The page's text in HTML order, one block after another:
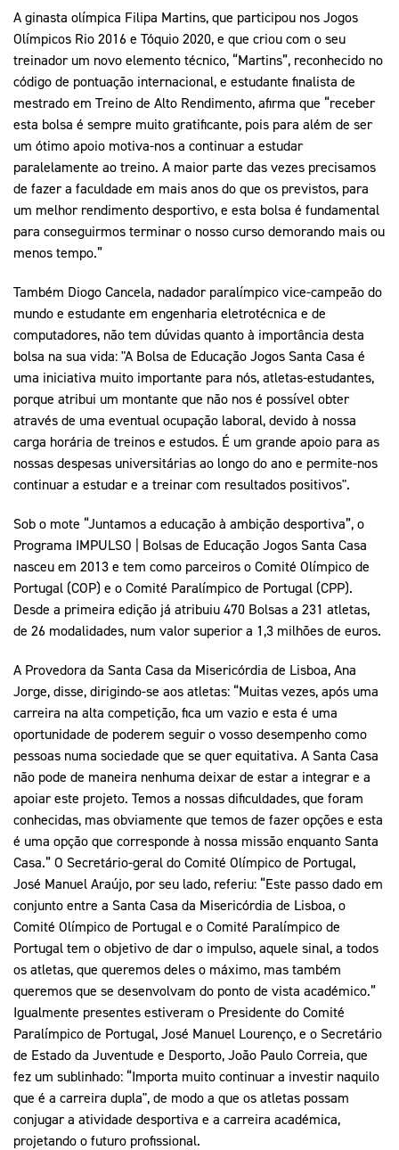
A ginasta olímpica Filipa Martins, que participou nos Jogos
Olímpicos Rio 2016 e Tóquio 2020, e que criou com o seu
treinador um novo elemento técnico, “Martins”, reconhecido no
código de pontuação internacional, e estudante finalista de
mestrado em Treino de Alto Rendimento, afirma que “receber
esta bolsa é sempre muito gratificante, pois para além de ser
um ótimo apoio motiva-nos a continuar a estudar
paralelamente ao treino. A maior parte das vezes precisamos
de fazer a faculdade em mais anos do que os previstos, para
um melhor rendimento desportivo, e esta bolsa é fundamental
para conseguirmos terminar o nosso curso demorando mais ou
menos tempo.”
Também Diogo Cancela, nadador paralímpico vice-campeão do
mundo e estudante em engenharia eletrotécnica e de
computadores, não tem dúvidas quanto à importância desta
bolsa na sua vida: "A Bolsa de Educação Jogos Santa Casa é
uma iniciativa muito importante para nós, atletas-estudantes,
porque atribui um montante que não nos é possível obter
através de uma eventual ocupação laboral, devido à nossa
carga horária de treinos e estudos. É um grande apoio para as
nossas despesas universitárias ao longo do ano e permite-nos
continuar a estudar e a treinar com resultados positivos".
Sob o mote “Juntamos a educação à ambição desportiva”, o
Programa IMPULSO | Bolsas de Educação Jogos Santa Casa
nasceu em 2013 e tem como parceiros o Comité Olímpico de
Portugal (COP) e o Comité Paralímpico de Portugal (CPP).
Desde a primeira edição já atribuiu 470 Bolsas a 231 atletas,
de 26 modalidades, num valor superior a 1,3 milhões de euros.
A Provedora da Santa Casa da Misericórdia de Lisboa, Ana
Jorge, disse, dirigindo-se aos atletas: “Muitas vezes, após uma
carreira na alta competição, fica um vazio e esta é uma
oportunidade de poderem seguir o vosso desempenho como
pessoas numa sociedade que se quer equitativa. A Santa Casa
não pode de maneira nenhuma deixar de estar a integrar e a
apoiar este projeto. Temos a nossas dificuldades, que foram
conhecidas, mas obviamente que temos de fazer opções e esta
é uma opção que corresponde à nossa missão enquanto Santa
Casa.” O Secretário-geral do Comité Olímpico de Portugal,
José Manuel Araújo, por seu lado, referiu: “Este passo dado em
conjunto entre a Santa Casa da Misericórdia de Lisboa, o
Comité Olímpico de Portugal e o Comité Paralímpico de
Portugal tem o objetivo de dar o impulso, aquele sinal, a todos
os atletas, que queremos deles o máximo, mas também
queremos que se desenvolvam do ponto de vista académico.”
Igualmente presentes estiveram o Presidente do Comité
Paralímpico de Portugal, José Manuel Lourenço, e o Secretário
de Estado da Juventude e Desporto, João Paulo Correia, que
fez um sublinhado: “Importa muito continuar a investir naquilo
que é a carreira dupla", de modo a que os atletas possam
conjugar a atividade desportiva e a carreira académica,
projetando o futuro profissional.